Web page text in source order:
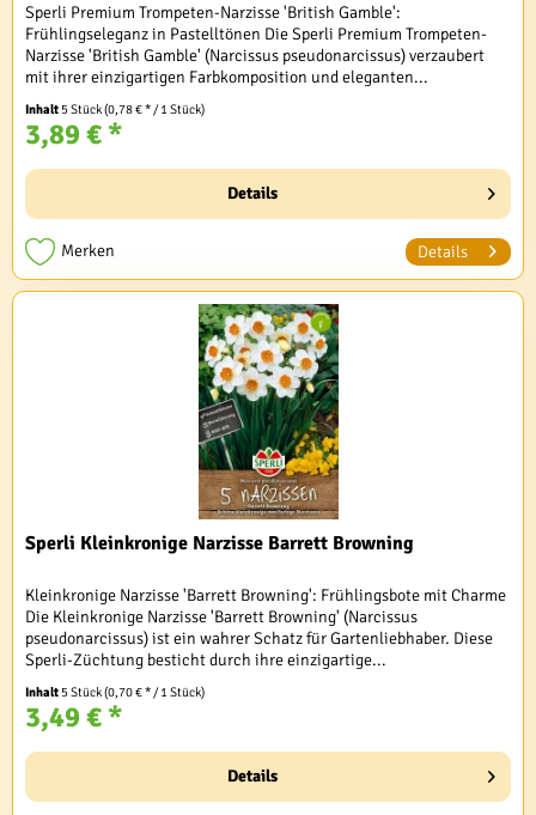
Sperli Premium Trompeten-Narzisse 'British Gamble':
Frühlingseleganz in Pastelltönen Die Sperli Premium Trompeten-
Narzisse 'British Gamble' (Narcissus pseudonarcissus) verzaubert
mit ihrer einzigartigen Farbkomposition und eleganten...
Inhalt 5 Stück(0,78 € * / 1 Stück)
3,89 € *
Details
Merken Details
Sperli Kleinkronige Narzisse Barrett Browning
Kleinkronige Narzisse 'Barrett Browning': Frühlingsbote mit Charme
Die Kleinkronige Narzisse 'Barrett Browning' (Narcissus
pseudonarcissus) ist ein wahrer Schatz für Gartenliebhaber. Diese
Sperli-Züchtung besticht durch ihre einzigartige...
Inhalt 5 Stück(0,70 € * / 1 Stück)
3,49 € *
Details